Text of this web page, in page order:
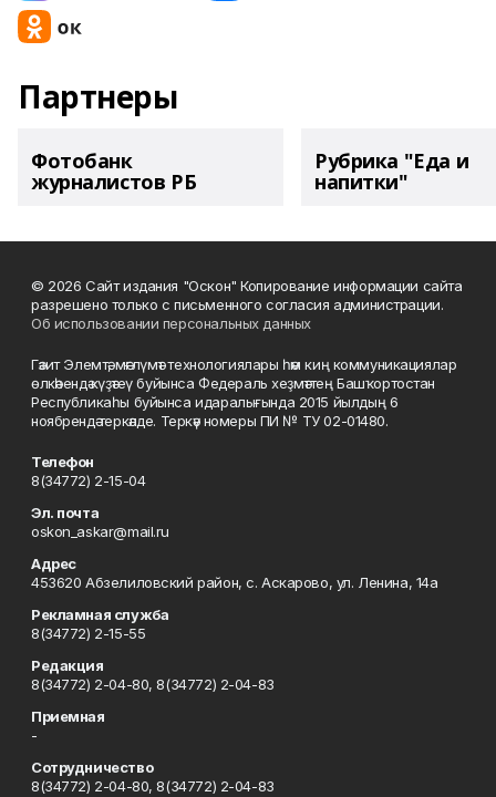
Партнеры
Фотобанк
журналистов РБ
Рубрика "Еда и
напитки"
© 2026 Сайт издания "Оскон" Копирование информации сайта
разрешено только с письменного согласия администрации.
Об использовании персональных данных
Гәзит Элемтә, мәғлүмәт технологиялары һәм киң коммуникациялар
өлкәһендә күҙәтеү буйынса Федераль хеҙмәттең Башҡортостан
Республикаһы буйынса идаралығында 2015 йылдың 6
ноябрендә теркәлде. Теркәү номеры ПИ № ТУ 02-01480.
Телефон
8(34772) 2-15-04
Эл. почта
oskon_askar@mail.ru
Адрес
453620 Абзелиловский район, с. Аскарово, ул. Ленина, 14а
Рекламная служба
8(34772) 2-15-55
Редакция
8(34772) 2-04-80, 8(34772) 2-04-83
Приемная
-
Сотрудничество
8(34772) 2-04-80, 8(34772) 2-04-83